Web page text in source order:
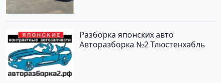
Разборка японских авто
Авторазборка №2 Тлюстенхабль